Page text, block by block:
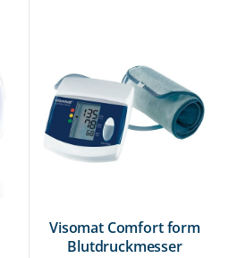
Visomat Comfort form
Blutdruckmesser